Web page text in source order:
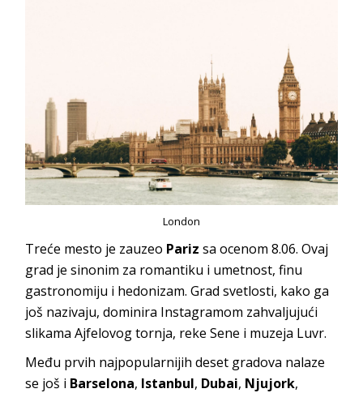
London
Treće mesto je zauzeo Pariz sa ocenom 8.06. Ovaj
grad je sinonim za romantiku i umetnost, finu
gastronomiju i hedonizam. Grad svetlosti, kako ga
još nazivaju, dominira Instagramom zahvaljujući
slikama Ajfelovog tornja, reke Sene i muzeja Luvr.
Među prvih najpopularnijih deset gradova nalaze
se još i Barselona, Istanbul, Dubai, Njujork,